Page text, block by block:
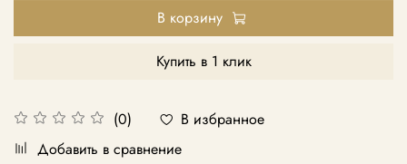
(0)
В избранное
Добавить в сравнение
В корзину
Купить в 1 клик